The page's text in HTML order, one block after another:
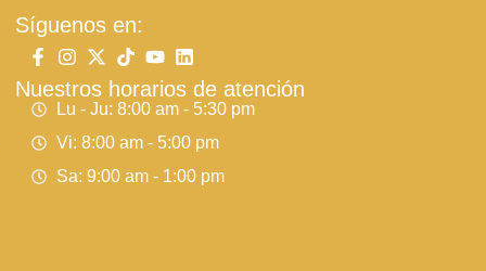
Síguenos en:
Nuestros horarios de atención
Lu - Ju: 8:00 am - 5:30 pm
Vi: 8:00 am - 5:00 pm
Sa: 9:00 am - 1:00 pm